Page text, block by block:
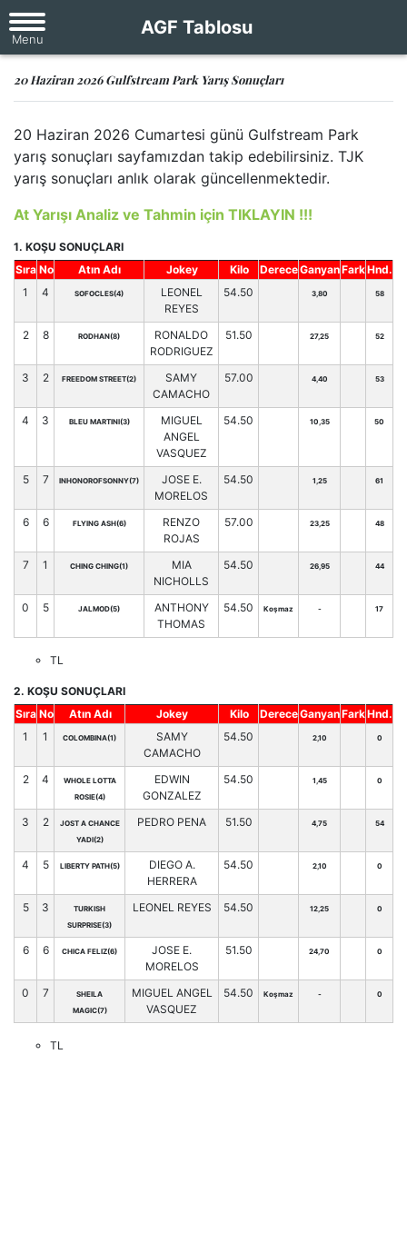
AGF Tablosu
20 Haziran 2026 Gulfstream Park Yarış Sonuçları
20 Haziran 2026 Cumartesi günü Gulfstream Park
yarış sonuçları sayfamızdan takip edebilirsiniz. TJK
yarış sonuçları anlık olarak güncellenmektedir.
At Yarışı Analiz ve Tahmin için TIKLAYIN !!!
1. KOŞU SONUÇLARI
Sıra No Atın Adı Jokey Kilo DereceGanyanFarkHnd.
1
4 SOFOCLES(4)
LEONEL
REYES
54.50 3,80 58
2 8 RODHAN(8)
RONALDO
RODRIGUEZ
51.50 27,25 52
3 2 FREEDOM STREET(2)
SAMY
CAMACHO
57.00 4,40 53
4 3 BLEU MARTINI(3)
MIGUEL
ANGEL
VASQUEZ
54.50 10,35 50
5 7 INHONOROFSONNY(7)
JOSE E.
MORELOS
54.50 1,25 61
6 6 FLYING ASH(6)
RENZO
ROJAS
57.00 23,25 48
7 1 CHING CHING(1)
MIA
NICHOLLS
54.50 26,95 44
0 5 JALMOD(5)
ANTHONY
THOMAS
54.50 Koşmaz - 17
TL
2. KOŞU SONUÇLARI
Sıra No Atın Adı Jokey Kilo DereceGanyanFarkHnd.
1
1 COLOMBINA(1)
SAMY
CAMACHO
54.50 2,10 0
2 4
WHOLE LOTTA
ROSIE(4)
EDWIN
GONZALEZ
54.50 1,45 0
3 2
JOST A CHANCE
YADI(2)
PEDRO PENA 51.50 4,75 54
4 5 LIBERTY PATH(5)
DIEGO A.
HERRERA
54.50 2,10 0
5 3
TURKISH
SURPRISE(3)
LEONEL REYES 54.50 12,25 0
6 6 CHICA FELIZ(6)
JOSE E.
MORELOS
51.50 24,70 0
0 7
SHEILA
MAGIC(7)
MIGUEL ANGEL
VASQUEZ
54.50 Koşmaz - 0
TL